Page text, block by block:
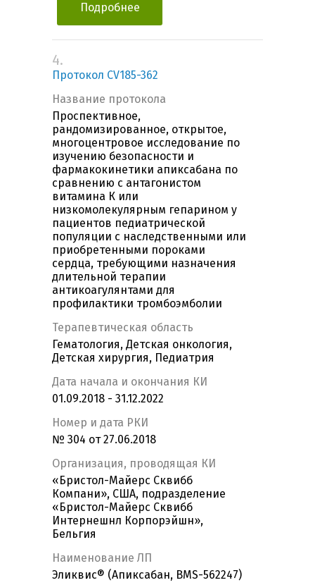
Подробнее
4.
Протокол CV185-362
Название протокола
Проспективное,
рандомизированное, открытое,
многоцентровое исследование по
изучению безопасности и
фармакокинетики апиксабана по
сравнению с антагонистом
витамина К или
низкомолекулярным гепарином у
пациентов педиатрической
популяции с наследственными или
приобретенными пороками
сердца, требующими назначения
длительной терапии
антикоагулянтами для
профилактики тромбоэмболии
Терапевтическая область
Гематология, Детская онкология,
Детская хирургия, Педиатрия
Дата начала и окончания КИ
01.09.2018 - 31.12.2022
Номер и дата РКИ
№ 304 от 27.06.2018
Организация, проводящая КИ
«Бристол-Майерс Сквибб
Компани», США, подразделение
«Бристол-Майерс Сквибб
Интернешнл Корпорэйшн»,
Бельгия
Наименование ЛП
Эликвис® (Апиксабан, BMS-562247)